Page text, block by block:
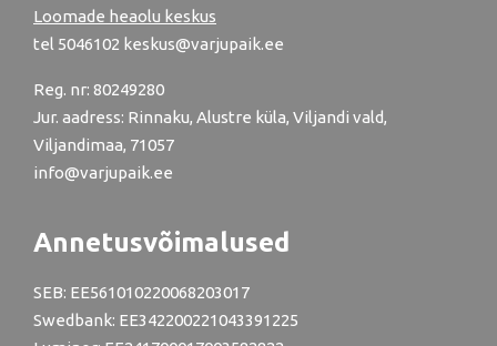
Loomade heaolu keskus
tel 5046102 keskus@varjupaik.ee
Reg. nr: 80249280
Jur. aadress: Rinnaku, Alustre küla, Viljandi vald,
Viljandimaa, 71057
info@varjupaik.ee
Annetusvõimalused
SEB: EE561010220068203017
Swedbank: EE342200221043391225